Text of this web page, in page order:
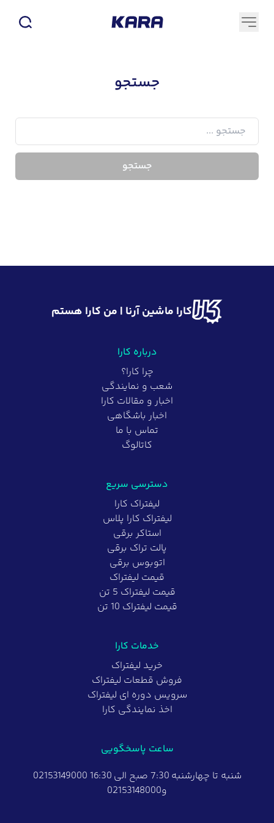
جستجو
جستجو
کارا ماشین آرنا | من کارا هستم
درباره کارا
چرا کارا؟
شعب و نمایندگی
اخبار و مقالات کارا
اخبار باشگاهی
تماس با ما
کاتالوگ
دسترسی سریع
لیفتراک کارا
لیفتراک کارا پلاس
استاکر برقی
پالت تراک برقی
اتوبوس برقی
قیمت لیفتراک
قیمت لیفتراک 5 تن
قیمت لیفتراک 10 تن
خدمات کارا
خرید لیفتراک
فروش قطعات لیفتراک
سرویس دوره ای لیفتراک
اخذ نمایندگی کارا
ساعت پاسخگویی
شنبه تا چهارشنبه 7:30 صبح الی 16:30 02153149000
و02153148000